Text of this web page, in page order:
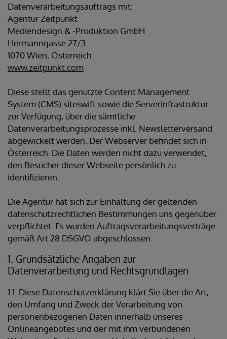
Datenverarbeitungsauftrags mit:
Agentur Zeitpunkt
Mediendesign & -Produktion GmbH
Hermanngasse 27/3
1070 Wien, Österreich
www.zeitpunkt.com
Diese stellt das genutzte Content Management
System (CMS) siteswift sowie die Serverinfrastruktur
zur Verfügung, über die sämtliche
Datenverarbeitungsprozesse inkl. Newsletterversand
abgewickelt werden. Der Webserver befindet sich in
Österreich. Die Daten werden nicht dazu verwendet,
den Besucher dieser Webseite persönlich zu
identifizieren.
Die Agentur hat sich zur Einhaltung der geltenden
datenschutzrechtlichen Bestimmungen uns gegenüber
verpflichtet. Es wurden Auftragsverarbeitungsverträge
gemäß Art 28 DSGVO abgeschlossen.
1. Grundsätzliche Angaben zur
Datenverarbeitung und Rechtsgrundlagen
1.1. Diese Datenschutzerklärung klärt Sie über die Art,
den Umfang und Zweck der Verarbeitung von
personenbezogenen Daten innerhalb unseres
Onlineangebotes und der mit ihm verbundenen